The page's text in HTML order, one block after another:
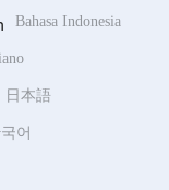
Bahasa Indonesia
日本語
어